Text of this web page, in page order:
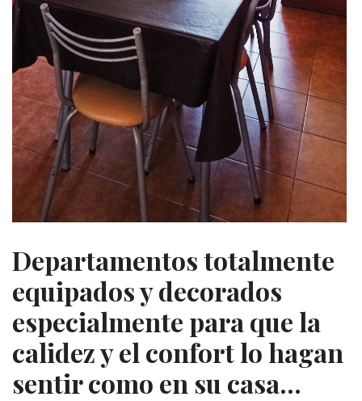
Departamentos totalmente
equipados y decorados
especialmente para que la
calidez y el confort lo hagan
sentir como en su casa...